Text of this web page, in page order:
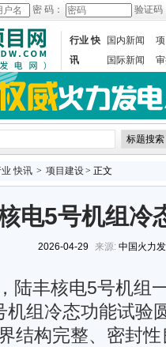
密 码： 验证码
行业 快
讯
国内新闻
国际新闻
快讯 > 项目建设> 正文
电5号机组冷
2026-04-29 来源: 中国火力
陆丰核电5号机组
机组冷态功能试验
结构完整、密封